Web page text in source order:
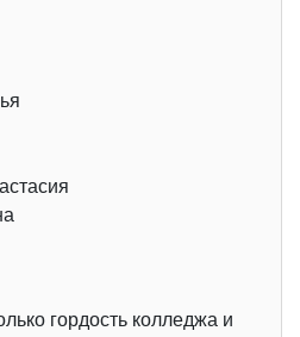
гордость колледжа и